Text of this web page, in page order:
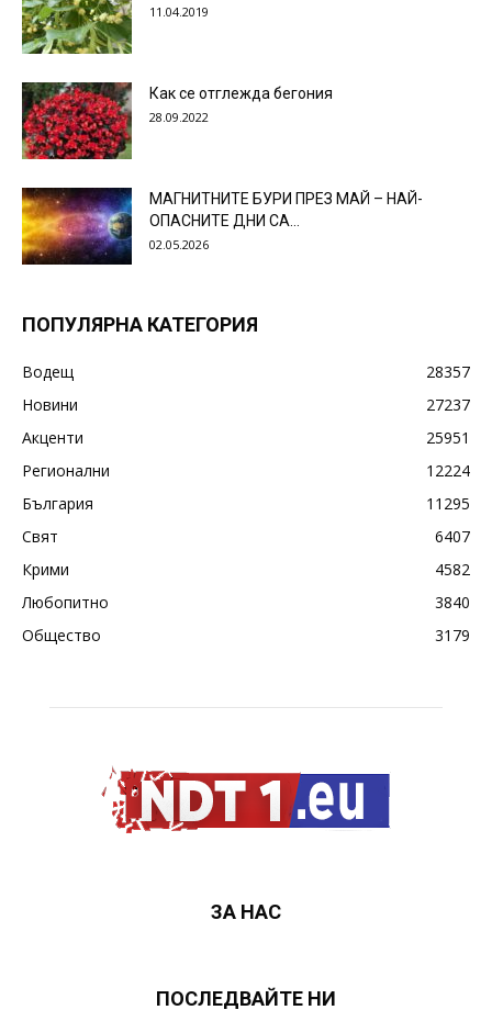
11.04.2019
Как се отглежда бегония
28.09.2022
МАГНИТНИТЕ БУРИ ПРЕЗ МАЙ – НАЙ-
ОПАСНИТЕ ДНИ СА…
02.05.2026
ПОПУЛЯРНА КАТЕГОРИЯ
Водещ
28357
Новини
27237
Акценти
25951
Регионални
12224
България
11295
Свят
6407
Крими
4582
Любопитно
3840
Общество
3179
ЗА НАС
ПОСЛЕДВАЙТЕ НИ